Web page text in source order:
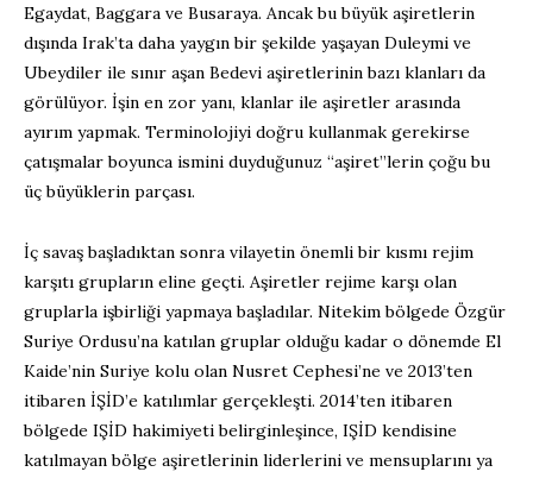
Egaydat, Baggara ve Busaraya. Ancak bu büyük aşiretlerin
dışında Irak’ta daha yaygın bir şekilde yaşayan Duleymi ve
Ubeydiler ile sınır aşan Bedevi aşiretlerinin bazı klanları da
görülüyor. İşin en zor yanı, klanlar ile aşiretler arasında
ayırım yapmak. Terminolojiyi doğru kullanmak gerekirse
çatışmalar boyunca ismini duyduğunuz “aşiret”lerin çoğu bu
üç büyüklerin parçası.
İç savaş başladıktan sonra vilayetin önemli bir kısmı rejim
karşıtı grupların eline geçti. Aşiretler rejime karşı olan
gruplarla işbirliği yapmaya başladılar. Nitekim bölgede Özgür
Suriye Ordusu’na katılan gruplar olduğu kadar o dönemde El
Kaide’nin Suriye kolu olan Nusret Cephesi’ne ve 2013’ten
itibaren İŞİD’e katılımlar gerçekleşti. 2014’ten itibaren
bölgede IŞİD hakimiyeti belirginleşince, IŞİD kendisine
katılmayan bölge aşiretlerinin liderlerini ve mensuplarını ya